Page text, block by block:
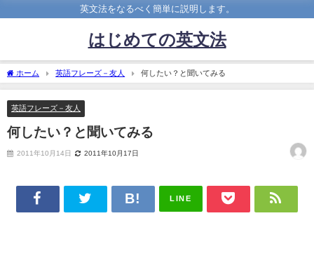
英文法をなるべく簡単に説明します。
はじめての英文法
ホーム 英語フレーズ－友人 何したい？と聞いてみる
英語フレーズ－友人
何したい？と聞いてみる
2011年10月14日 2011年10月17日
LINE